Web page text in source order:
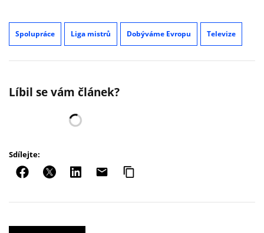
Spolupráce Liga mistrů Dobýváme Evropu Televize
Líbil se vám článek?
Sdílejte: